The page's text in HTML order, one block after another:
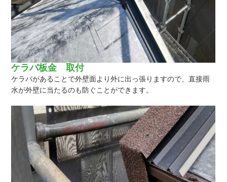
ケラバ板金 取付
ケラバがあることで外壁面より外に出っ張りますので、直接雨
水が外壁に当たるのも防ぐことができます。